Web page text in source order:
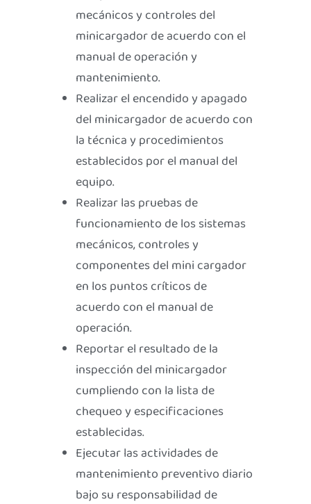
mecánicos y controles del
minicargador de acuerdo con el
manual de operación y
mantenimiento.
Realizar el encendido y apagado
del minicargador de acuerdo con
la técnica y procedimientos
establecidos por el manual del
equipo.
Realizar las pruebas de
funcionamiento de los sistemas
mecánicos, controles y
componentes del mini cargador
en los puntos críticos de
acuerdo con el manual de
operación.
Reportar el resultado de la
inspección del minicargador
cumpliendo con la lista de
chequeo y especificaciones
establecidas.
Ejecutar las actividades de
mantenimiento preventivo diario
bajo su responsabilidad de